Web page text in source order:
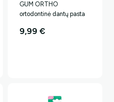
GUM ORTHO
ortodontinė dantų pasta
9,99€